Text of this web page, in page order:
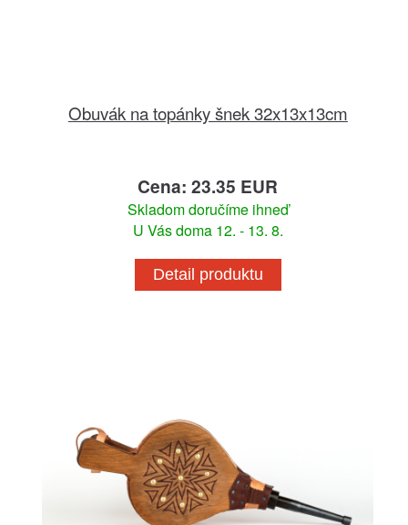
Obuvák na topánky šnek 32x13x13cm
Cena: 23.35 EUR
Skladom doručíme ihneď
U Vás doma 12. - 13. 8.
Detail produktu